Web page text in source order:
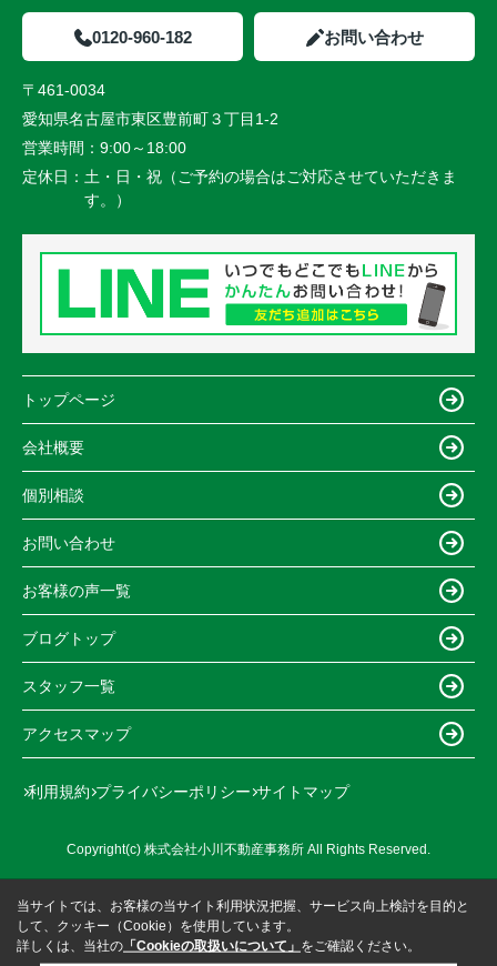
0120-960-182 お問い合わせ
〒461-0034
愛知県名古屋市東区豊前町３丁目1-2
営業時間： 9:00～18:00
定休日： 土・日・祝（ご予約の場合はご対応させていただきま
す。）
トップページ
会社概要
個別相談
お問い合わせ
お客様の声一覧
ブログトップ
スタッフ一覧
アクセスマップ
利用規約 プライバシーポリシー サイトマップ
Copyright(c) 株式会社小川不動産事務所 All Rights Reserved.
当サイトでは、お客様の当サイト利用状況把握、サービス向上検討を目的と
して、クッキー（Cookie）を使用しています。
詳しくは、当社の 「Cookieの取扱いについて」 をご確認ください。